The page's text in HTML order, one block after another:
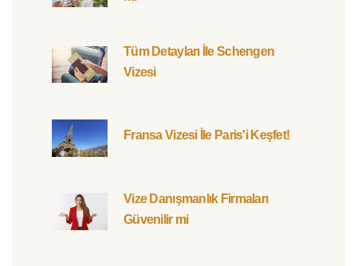
Tüm Detayları İle Schengen
Vizesi
Fransa Vizesi İle Paris'i Keşfet!
Vize Danışmanlık Firmaları
Güvenilir mi